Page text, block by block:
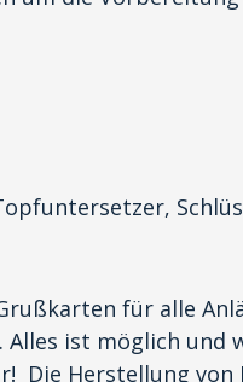
für alle
ist möglich und
Die Herstellung